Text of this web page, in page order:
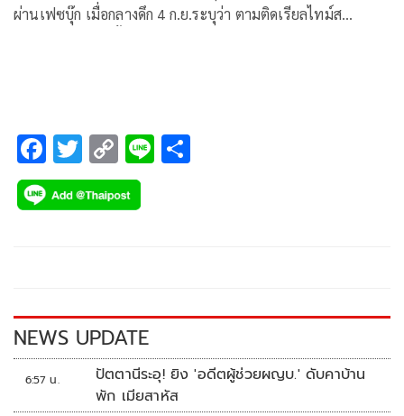
ผ่านเฟซบุ๊ก เมื่อกลางดึก 4 ก.ย.ระบุว่า ตามติดเรียลไทม์ส
F
ac
e
k
T
wi
tt
C
o
p
k
Li
NEWS UPDATE
6:57 น.
ปัตตานีระอุ! ยิง 'อดีตผู้ช่วยผญบ.' ดับคาบ้าน
พัก เมียสาหัส